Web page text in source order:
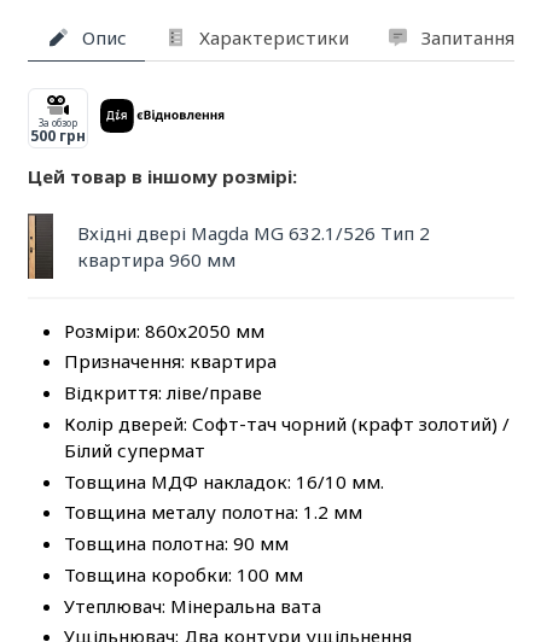
Опис Характеристики Запитання
За обзор
500 грн
Цей товар в іншому розмірі:
Вхідні двері Magda MG 632.1/526 Тип 2
квартира 960 мм
Розміри: 860х2050 мм
Призначення: квартира
Відкриття: ліве/праве
Колір дверей: Софт-тач чорний (крафт золотий) /
Білий супермат
Товщина МДФ накладок: 16/10 мм.
Товщина металу полотна: 1.2 мм
Товщина полотна: 90 мм
Товщина коробки: 100 мм
Утеплювач: Мінеральна вата
Ущільнювач: Два контури ущільнення